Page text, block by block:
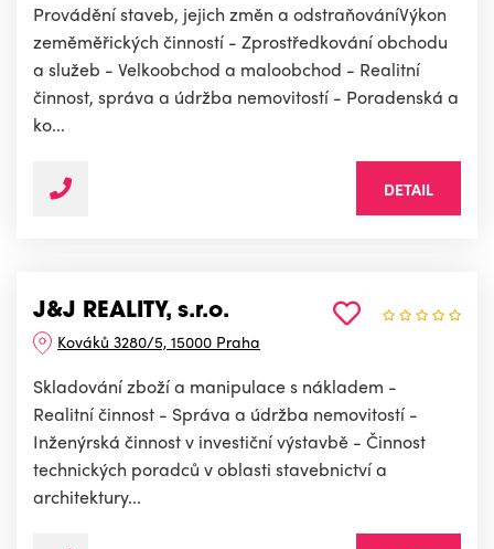
Provádění staveb, jejich změn a odstraňováníVýkon
zeměměřických činností - Zprostředkování obchodu
a služeb - Velkoobchod a maloobchod - Realitní
činnost, správa a údržba nemovitostí - Poradenská a
ko...
DETAIL
J&J REALITY, s.r.o.
Kováků 3280/5, 15000 Praha
Skladování zboží a manipulace s nákladem -
Realitní činnost - Správa a údržba nemovitostí -
Inženýrská činnost v investiční výstavbě - Činnost
technických poradců v oblasti stavebnictví a
architektury...